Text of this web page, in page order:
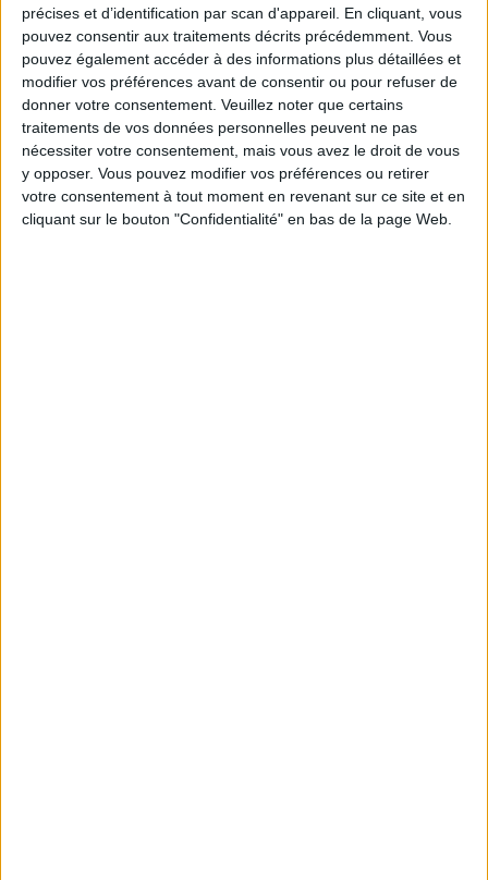
précises et d’identification par scan d'appareil. En cliquant, vous
pouvez consentir aux traitements décrits précédemment. Vous
pouvez également accéder à des informations plus détaillées et
modifier vos préférences avant de consentir ou pour refuser de
donner votre consentement. Veuillez noter que certains
traitements de vos données personnelles peuvent ne pas
nécessiter votre consentement, mais vous avez le droit de vous
y opposer. Vous pouvez modifier vos préférences ou retirer
votre consentement à tout moment en revenant sur ce site et en
cliquant sur le bouton "Confidentialité" en bas de la page Web.
Webinaires en direct
Chaque semaine, posez vos questions en live
en participant à des vidéo-conférences avec
Jean-Michel et les diététiciennes du
programme.